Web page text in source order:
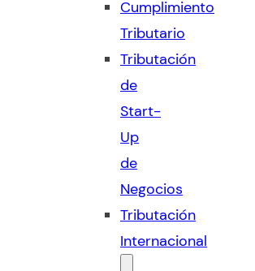
Cumplimiento
Tributario
Tributación
de
Start-
Up
de
Negocios
Tributación
Internacional